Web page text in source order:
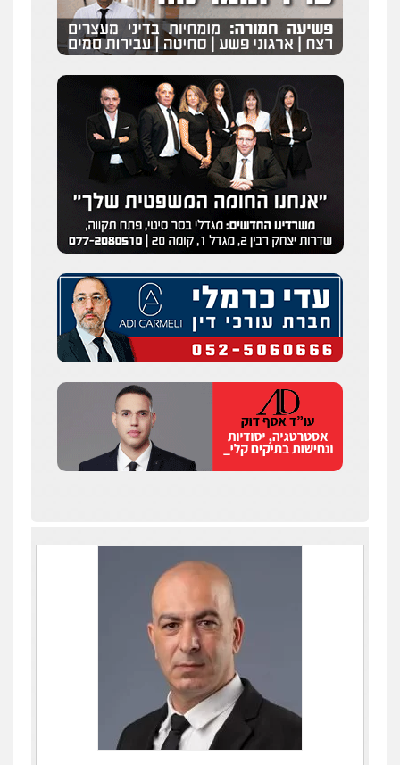
עו"ד רונן בנדל
משפט פלילי פשיעה חמורה פלילי
0524282442
מנשה, אלמוג – עורכי דין
פלילי עבירות תנועה צווארון לבן תעבורה
עורכי דין לענייני אסירים מעצרים וחקירות
0546470989
ויקי שמואל – משרד עו"ד
פלילי משפט פלילי
עו"ד זוהר ארבל
פלילי פשיעה חמורה מעצרים וחקירות
קטינים
עו"ד אסף דוק
פלילי עבירות מין סמים והימורים
חמורה חקירות ומעצרים צווארון לבן והונאה
0526885006
משפט פלילי פשיעה חמורה מעצרים
0544218336
עו"ד שגיא אקו
מעצרים וחקירות
עורכי דין לענייני אסירים
0525279829
אלי אונגר משרד עו"ד
פשיעה חמורה מעצרים